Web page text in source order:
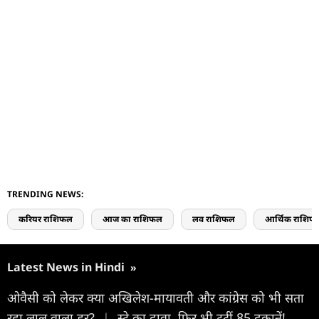
TRENDING NEWS:
करियर राशिफल आज का राशिफल लव राशिफल आर्थिक
Latest News in Hindi »
ओवैसी को लेकर क्या अखिलेश-मायावती और कांग्रेस को भी सता